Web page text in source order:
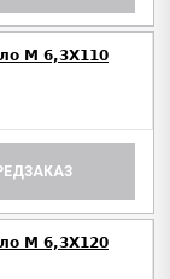
М 6,3Х110
М 6,3Х120